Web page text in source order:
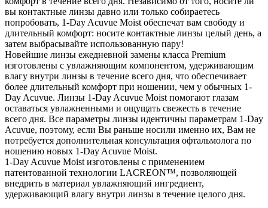
вы контактные линзы давно или только собираетесь
попробовать, 1-Day Acuvue Moist обеспечат вам свободу и
длительный комфорт: носите контактные линзы целый день, а
затем выбрасывайте использованную пару!
Новейшие линзы ежедневной замены класса Premium
изготовлены с увлажняющим компонентом, удерживающим
влагу внутри линзы в течение всего дня, что обеспечивает
более длительный комфорт при ношении, чем у обычных 1-
Day Acuvue. Линзы 1-Day Acuvue Moist помогают глазам
оставаться увлажненными и ощущать свежесть в течение
всего дня. Все параметры линзы идентичны параметрам 1-Day
Acuvue, поэтому, если Вы раньше носили именно их, Вам не
потребуется дополнительная консультация офтальмолога по
ношению новых 1-Day Acuvue Moist.
1-Day Acuvue Moist изготовлены с применением
патентованной технологии LACREON™, позволяющей
внедрить в материал увлажняющий ингредиент,
удерживающий влагу внутри линзы в течение целого дня.